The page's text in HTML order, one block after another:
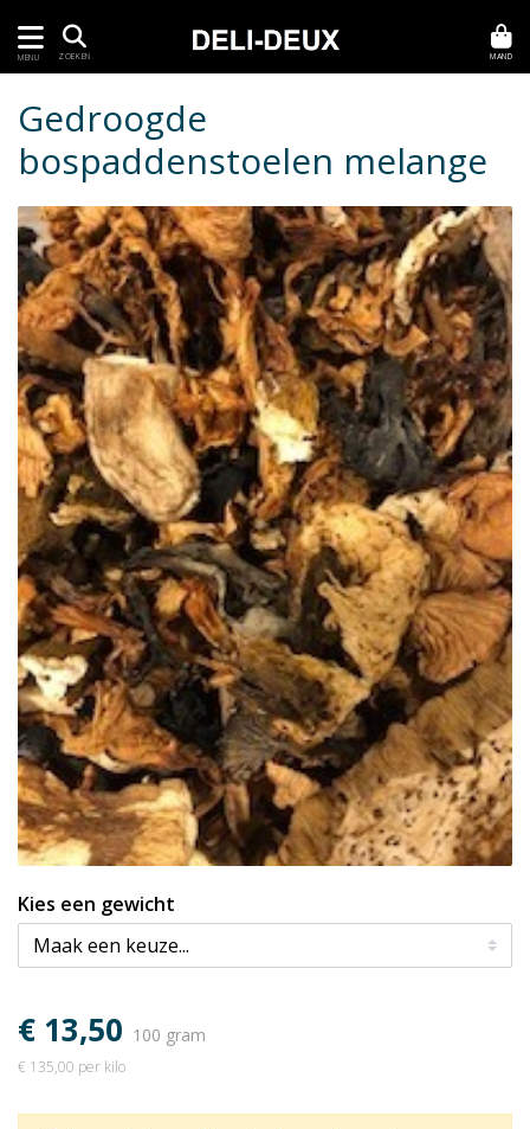
MENU ZOEKEN MAND
Gedroogde
bospaddenstoelen melange
Kies een gewicht
€ 13,50 100 gram
€ 135,00 per kilo